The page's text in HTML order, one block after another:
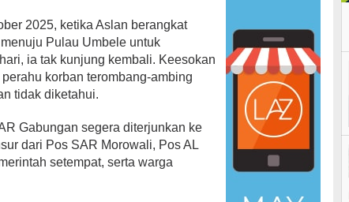
2025, ketika Aslan berangkat
Pulau Umbele untuk
ia tak kunjung kembali. Keesokan
korban terombang-ambing
tidak diketahui.
Gabungan segera diterjunkan ke
dari Pos SAR Morowali, Pos AL
setempat, serta warga